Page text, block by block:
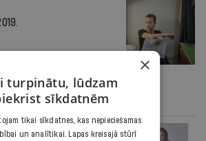
×
turpinātu, lūdzam
sīkdatnēm
tikai sīkdatnes, kas nepieciešamas
un analītikai. Lapas kreisajā stūrī